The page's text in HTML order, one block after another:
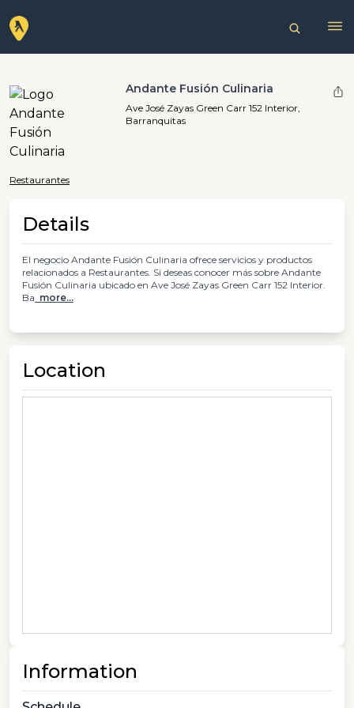
Andante Fusión Culinaria
Ave José Zayas Green Carr 152 Interior,
Barranquitas
Restaurantes
Details
El negocio Andante Fusión Culinaria ofrece servicios y productos
relacionados a Restaurantes. Si deseas conocer más sobre Andante
Fusión Culinaria ubicado en Ave José Zayas Green Carr 152 Interior.
Ba more...
Location
Information